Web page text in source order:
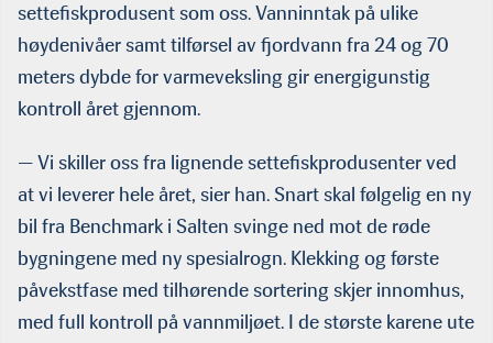
settefiskprodusent som oss. Vanninntak på ulike
høydenivåer samt tilførsel av fjordvann fra 24 og 70
meters dybde for varmeveksling gir energigunstig
kontroll året gjennom.
— Vi skiller oss fra lignende settefiskprodusenter ved
at vi leverer hele året, sier han. Snart skal følgelig en ny
bil fra Benchmark i Salten svinge ned mot de røde
bygningene med ny spesialrogn. Klekking og første
påvekstfase med tilhørende sortering skjer innomhus,
med full kontroll på vannmiljøet. I de største karene ute